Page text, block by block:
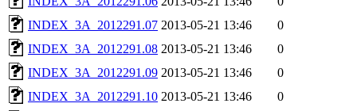
INDEX_3A_2012291.07 2013-05-21 13:46
0
INDEX_3A_2012291.08 2013-05-21 13:46
0
INDEX_3A_2012291.09 2013-05-21 13:46
0
INDEX_3A_2012291.10 2013-05-21 13:46
0